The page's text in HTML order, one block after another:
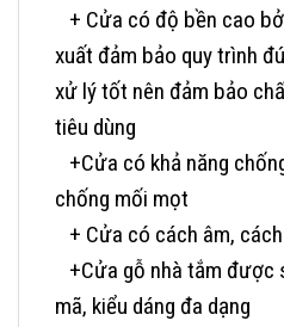
+ Cửa có độ bền cao
xuất đảm bảo quy trình
xử lý tốt nên đảm bảo
tiêu dùng
+Cửa có khả năng
chống mối mọt
+ Cửa có cách âm,
+Cửa gỗ nhà tắm được
mã, kiểu dáng đa dạng